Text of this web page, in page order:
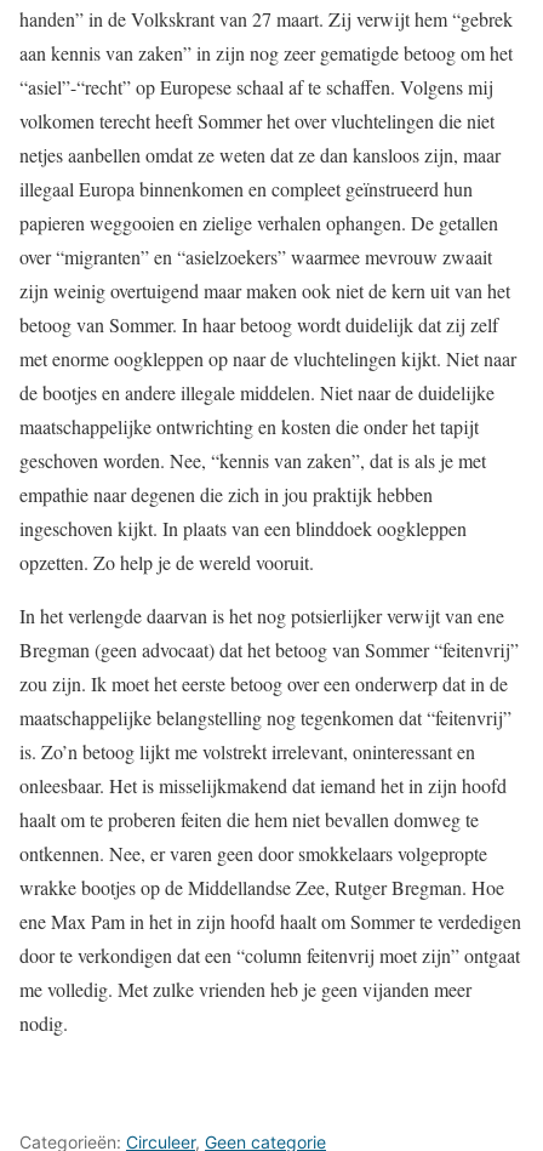
handen” in de Volkskrant van 27 maart. Zij verwijt hem “gebrek
aan kennis van zaken” in zijn nog zeer gematigde betoog om het
“asiel”-“recht” op Europese schaal af te schaffen. Volgens mij
volkomen terecht heeft Sommer het over vluchtelingen die niet
netjes aanbellen omdat ze weten dat ze dan kansloos zijn, maar
illegaal Europa binnenkomen en compleet geïnstrueerd hun
papieren weggooien en zielige verhalen ophangen. De getallen
over “migranten” en “asielzoekers” waarmee mevrouw zwaait
zijn weinig overtuigend maar maken ook niet de kern uit van het
betoog van Sommer. In haar betoog wordt duidelijk dat zij zelf
met enorme oogkleppen op naar de vluchtelingen kijkt. Niet naar
de bootjes en andere illegale middelen. Niet naar de duidelijke
maatschappelijke ontwrichting en kosten die onder het tapijt
geschoven worden. Nee, “kennis van zaken”, dat is als je met
empathie naar degenen die zich in jou praktijk hebben
ingeschoven kijkt. In plaats van een blinddoek oogkleppen
opzetten. Zo help je de wereld vooruit.
In het verlengde daarvan is het nog potsierlijker verwijt van ene
Bregman (geen advocaat) dat het betoog van Sommer “feitenvrij”
zou zijn. Ik moet het eerste betoog over een onderwerp dat in de
maatschappelijke belangstelling nog tegenkomen dat “feitenvrij”
is. Zo’n betoog lijkt me volstrekt irrelevant, oninteressant en
onleesbaar. Het is misselijkmakend dat iemand het in zijn hoofd
haalt om te proberen feiten die hem niet bevallen domweg te
ontkennen. Nee, er varen geen door smokkelaars volgepropte
wrakke bootjes op de Middellandse Zee, Rutger Bregman. Hoe
ene Max Pam in het in zijn hoofd haalt om Sommer te verdedigen
door te verkondigen dat een “column feitenvrij moet zijn” ontgaat
me volledig. Met zulke vrienden heb je geen vijanden meer
nodig.
Categorieën: Circuleer, Geen categorie